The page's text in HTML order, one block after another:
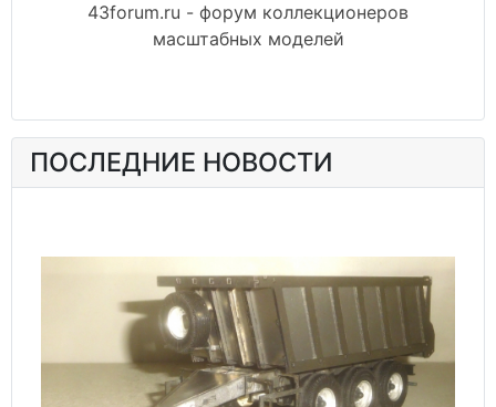
43forum.ru - форум коллекционеров
масштабных моделей
ПОСЛЕДНИЕ НОВОСТИ